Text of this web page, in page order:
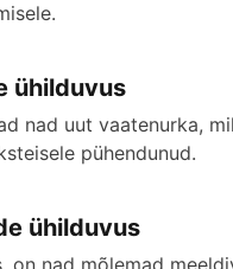
ühilduvus
nad uut vaatenurka,
pühendunud.
ühilduvus
on nad mõlemad